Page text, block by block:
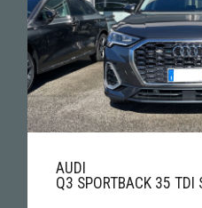
AUDI
Q3 SPORTBACK 35 TDI